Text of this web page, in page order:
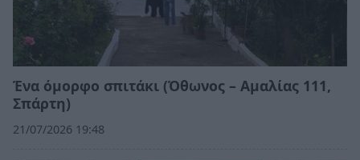
Ένα όμορφο σπιτάκι (Όθωνος – Αμαλίας 111,
Σπάρτη)
21/07/2026 19:48